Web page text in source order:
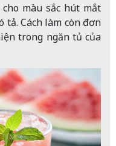
màu sắc hút mắt
tả. Cách làm còn đơn
trong ngăn tủ của